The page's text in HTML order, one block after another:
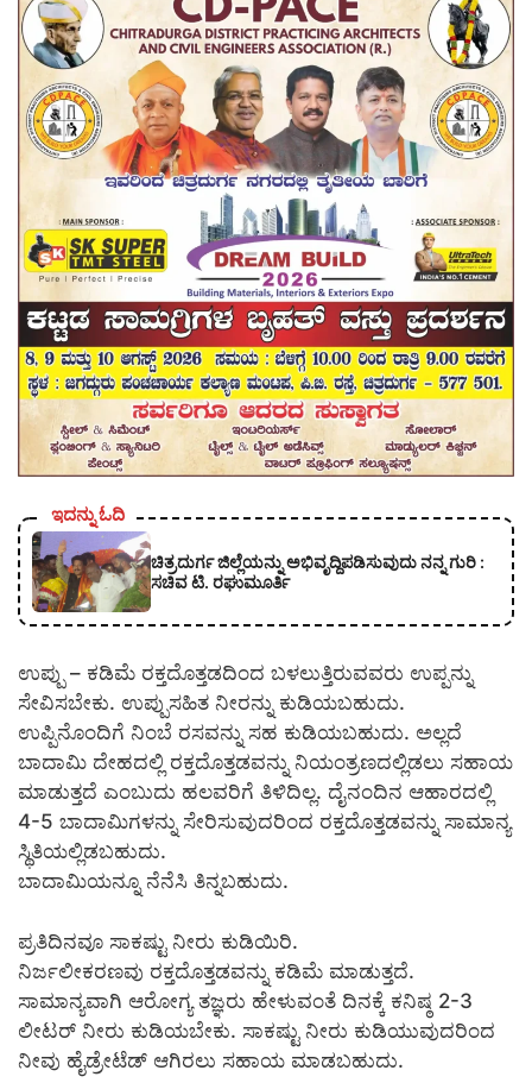
ಇದನ್ನು ಓದಿ
ಚಿತ್ರದುರ್ಗ ಜಿಲ್ಲೆಯನ್ನು ಅಭಿವೃದ್ದಿಪಡಿಸುವುದು ನನ್ನ ಗುರಿ :
ಸಚಿವ ಟಿ. ರಘುಮೂರ್ತಿ
ಉಪ್ಪು – ಕಡಿಮೆ ರಕ್ತದೊತ್ತಡದಿಂದ ಬಳಲುತ್ತಿರುವವರು ಉಪ್ಪನ್ನು
ಸೇವಿಸಬೇಕು. ಉಪ್ಪುಸಹಿತ ನೀರನ್ನು ಕುಡಿಯಬಹುದು.
ಉಪ್ಪಿನೊಂದಿಗೆ ನಿಂಬೆ ರಸವನ್ನು ಸಹ ಕುಡಿಯಬಹುದು. ಅಲ್ಲದೆ
ಬಾದಾಮಿ ದೇಹದಲ್ಲಿ ರಕ್ತದೊತ್ತಡವನ್ನು ನಿಯಂತ್ರಣದಲ್ಲಿಡಲು ಸಹಾಯ
ಮಾಡುತ್ತದೆ ಎಂಬುದು ಹಲವರಿಗೆ ತಿಳಿದಿಲ್ಲ. ದೈನಂದಿನ ಆಹಾರದಲ್ಲಿ
4-5 ಬಾದಾಮಿಗಳನ್ನು ಸೇರಿಸುವುದರಿಂದ ರಕ್ತದೊತ್ತಡವನ್ನು ಸಾಮಾನ್ಯ
ಸ್ಥಿತಿಯಲ್ಲಿಡಬಹುದು.
ಬಾದಾಮಿಯನ್ನೂ ನೆನೆಸಿ ತಿನ್ನಬಹುದು.
ಪ್ರತಿದಿನವೂ ಸಾಕಷ್ಟು ನೀರು ಕುಡಿಯಿರಿ.
ನಿರ್ಜಲೀಕರಣವು ರಕ್ತದೊತ್ತಡವನ್ನು ಕಡಿಮೆ ಮಾಡುತ್ತದೆ.
ಸಾಮಾನ್ಯವಾಗಿ ಆರೋಗ್ಯ ತಜ್ಞರು ಹೇಳುವಂತೆ ದಿನಕ್ಕೆ ಕನಿಷ್ಠ 2-3
ಲೀಟರ್ ನೀರು ಕುಡಿಯಬೇಕು. ಸಾಕಷ್ಟು ನೀರು ಕುಡಿಯುವುದರಿಂದ
ನೀವು ಹೈಡ್ರೇಟೆಡ್ ಆಗಿರಲು ಸಹಾಯ ಮಾಡಬಹುದು.